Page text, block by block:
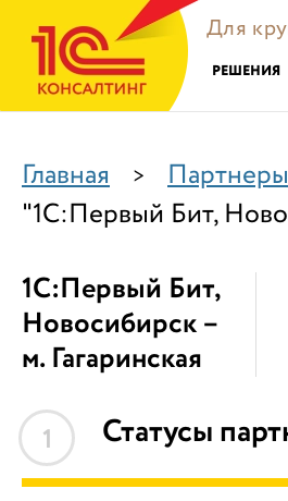
Для
РЕШЕНИЯ
Главная > Партнеры
"1С:Первый Бит,
1С:Первый Бит,
Новосибирск –
м. Гагаринская
1 Статусы